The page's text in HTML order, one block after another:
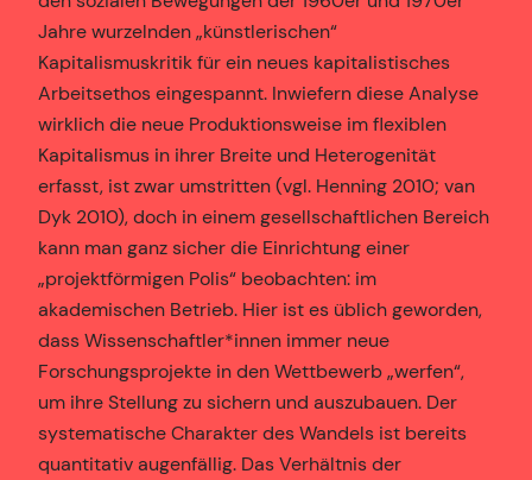
Jahre wurzelnden „künstlerischen“
Kapitalismuskritik für ein neues kapitalistisches
Arbeitsethos eingespannt. Inwiefern diese Analyse
wirklich die neue Produktionsweise im flexiblen
Kapitalismus in ihrer Breite und Heterogenität
erfasst, ist zwar umstritten (vgl. Henning 2010; van
Dyk 2010), doch in einem gesellschaftlichen Bereich
kann man ganz sicher die Einrichtung einer
„projektförmigen Polis“ beobachten: im
akademischen Betrieb. Hier ist es üblich geworden,
dass Wissenschaftler*innen immer neue
Forschungsprojekte in den Wettbewerb „werfen“,
um ihre Stellung zu sichern und auszubauen. Der
systematische Charakter des Wandels ist bereits
quantitativ augenfällig. Das Verhältnis der